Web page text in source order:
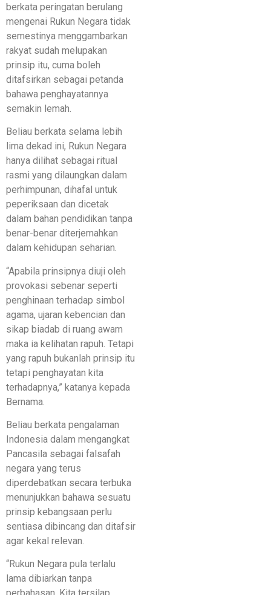
berkata peringatan berulang
mengenai Rukun Negara tidak
semestinya menggambarkan
rakyat sudah melupakan
prinsip itu, cuma boleh
ditafsirkan sebagai petanda
bahawa penghayatannya
semakin lemah.
Beliau berkata selama lebih
lima dekad ini, Rukun Negara
hanya dilihat sebagai ritual
rasmi yang dilaungkan dalam
perhimpunan, dihafal untuk
peperiksaan dan dicetak
dalam bahan pendidikan tanpa
benar-benar diterjemahkan
dalam kehidupan seharian.
“Apabila prinsipnya diuji oleh
provokasi sebenar seperti
penghinaan terhadap simbol
agama, ujaran kebencian dan
sikap biadab di ruang awam
maka ia kelihatan rapuh. Tetapi
yang rapuh bukanlah prinsip itu
tetapi penghayatan kita
terhadapnya,” katanya kepada
Bernama.
Beliau berkata pengalaman
Indonesia dalam mengangkat
Pancasila sebagai falsafah
negara yang terus
diperdebatkan secara terbuka
menunjukkan bahawa sesuatu
prinsip kebangsaan perlu
sentiasa dibincang dan ditafsir
agar kekal relevan.
“Rukun Negara pula terlalu
lama dibiarkan tanpa